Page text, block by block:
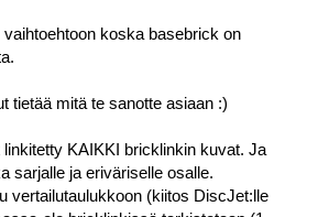
koska basebrick on
tietää mitä te sanotte asiaan :)
KAIKKI bricklinkin kuvat. Ja
sarjalle ja eriväriselle osalle.
vertailutaulukkoon (kiitos DiscJet:lle